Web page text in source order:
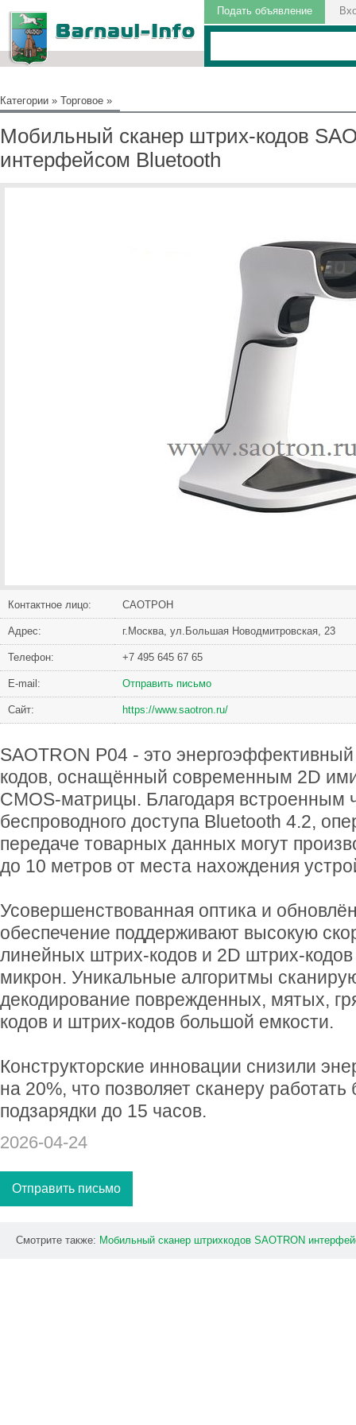
Подать объявление
Категории » Торговое »
Мобильный сканер штрих-кодов
интерфейсом Bluetooth
Контактное лицо: САОТРОН
Адрес: г.Москва, ул.Большая Новодмитровская, 23
Телефон: +7 495 645 67 65
Е-mail: Отправить письмо
Сайт: https://www.saotron.ru/
SAOTRON P04 - это
кодов, оснащённый современным 2D
CMOS-матрицы. Благодаря встроенным
беспроводного доступа Bluetooth 4.2,
передаче товарных данных могут
до 10 метров от места нахождения
Усовершенствованная оптика и
обеспечение поддерживают высокую
линейных штрих-кодов и 2D штрих-
микрон. Уникальные алгоритмы
декодирование поврежденных, мятых,
кодов и штрих-кодов большой емкости.
Конструкторские инновации снизили
на 20%, что позволяет сканеру
подзарядки до 15 часов.
2026-04-24
Отправить письмо
Смотрите также: Мобильный сканер штрихкодов SAOTRON